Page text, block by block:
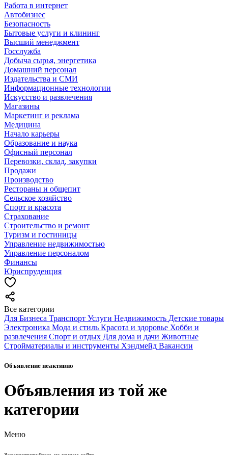
Работа в интернет
Автобизнес
Безопасность
Бытовые услуги и клининг
Высший менеджмент
Госслужба
Добыча сырья, энергетика
Домашний персонал
Издательства и СМИ
Информационные технологии
Искусство и развлечения
Магазины
Маркетинг и реклама
Медицина
Начало карьеры
Образование и наука
Офисный персонал
Перевозки, склад, закупки
Продажи
Производство
Рестораны и общепит
Сельское хозяйство
Спорт и красота
Страхование
Строительство и ремонт
Туризм и гостиницы
Управление недвижимостью
Управление персоналом
Финансы
Юриспруденция
Все категории
Для Бизнеса Транспорт Услуги Недвижимость Детские товары
Электроника Мода и стиль Красота и здоровье Хобби и
развлечения Спорт и отдых Для дома и дачи Животные
Стройматериалы и инструменты Хэндмейд Вакансии
Объявление неактивно
Объявления из той же
категории
Меню